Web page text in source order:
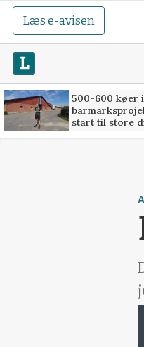
Læs e-avisen
500-600 køer
start til store